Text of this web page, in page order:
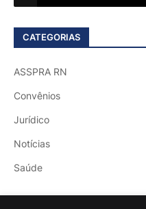
CATEGORIAS
ASSPRA RN
Convênios
Jurídico
Notícias
Saúde